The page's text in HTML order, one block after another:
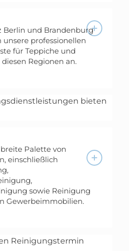
Berlin und Brandenburg
professionellen
für Teppiche und
Regionen an.
bieten
Palette von
einschließlich
sowie Reinigung
Gewerbeimmobilien.
Reinigungstermin